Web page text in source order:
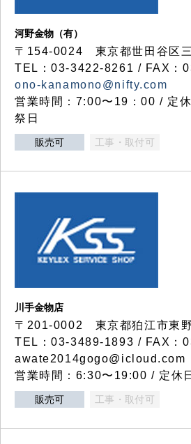
河野金物（有）
〒154-0024 東京都世田谷区
TEL：03-3422-8261 / FAX：
ono-kanamono@nifty.com
営業時間：7:00〜19：00 / 定
祭日
販売可 工事・取付可
川手金物店
〒201-0002 東京都狛江市東
TEL：03-3489-1893 / FAX：
awate2014gogo@icloud.com
営業時間：6:30〜19:00 / 定休
販売可 工事・取付可